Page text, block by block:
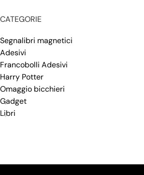
CATEGORIE
Segnalibri magnetici
Adesivi
Francobolli Adesivi
Harry Potter
Omaggio bicchieri
Gadget
Libri